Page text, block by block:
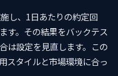
し、1日あたりの約定回
す。その結果をバックテス
は設定を見直します。この
スタイルと市場環境に合っ